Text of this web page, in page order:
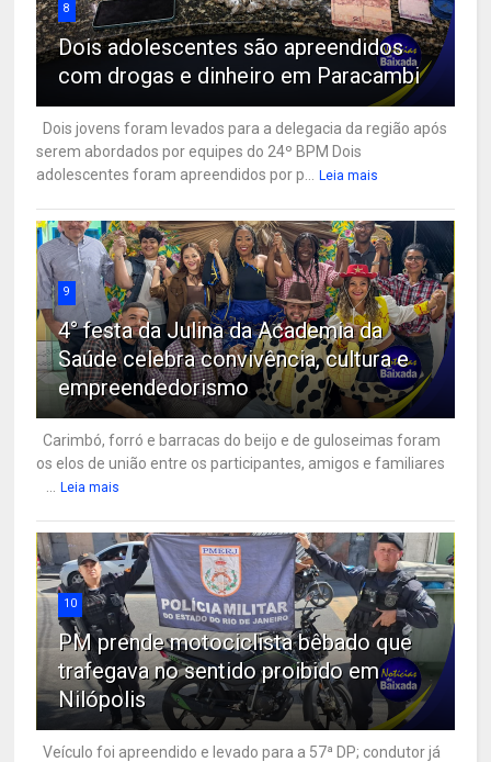
8
Dois adolescentes são apreendidos
com drogas e dinheiro em Paracambi
Dois jovens foram levados para a delegacia da região após
serem abordados por equipes do 24º BPM Dois
adolescentes foram apreendidos por p...
Leia mais
9
4° festa da Julina da Academia da
Saúde celebra convivência, cultura e
empreendedorismo
Carimbó, forró e barracas do beijo e de guloseimas foram
os elos de união entre os participantes, amigos e familiares
Leia mais
10
PM prende motociclista bêbado que
trafegava no sentido proibido em
Nilópolis
Veículo foi apreendido e levado para a 57ª DP; condutor já